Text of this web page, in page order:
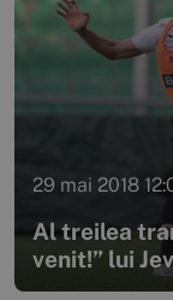
29 mai 2018
Al treilea
venit!” lui